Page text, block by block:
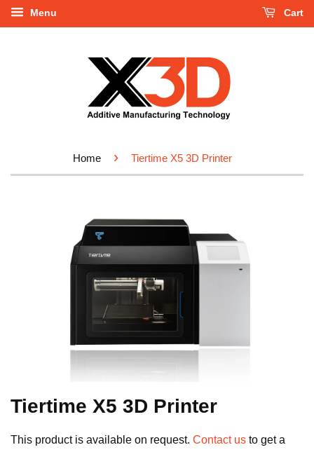
Menu Cart
Home › Tiertime X5 3D Printer
Tiertime X5 3D Printer
This product is available on request. Contact us to get a